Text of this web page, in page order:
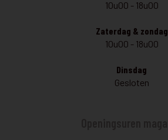
10u00 - 18u00
Zaterdag & zondag
10u00 - 18u00
Dinsdag
Gesloten